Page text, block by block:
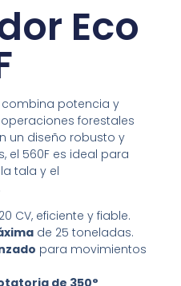
Eco
combina potencia y
forestales
un diseño robusto y
el 560F es ideal para
tala y el
CV, eficiente y fiable.
de 25 toneladas.
para movimientos